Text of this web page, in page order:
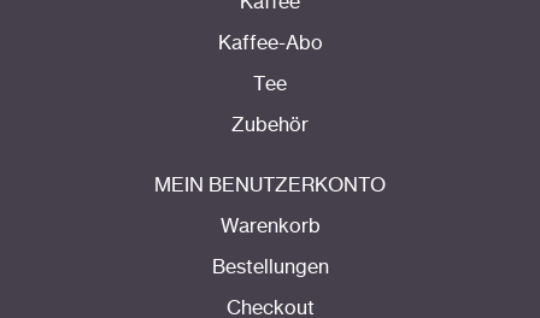
Kaffee-Abo
Tee
Zubehör
MEIN BENUTZERKONTO
Warenkorb
Bestellungen
Checkout